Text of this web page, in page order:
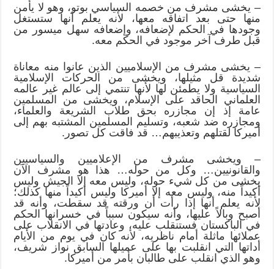
– يخشى مشرف من خصمه السياسي بوتو، وهو لا يأمن
منها حتى بعد اتفاقه معها، لأنه يعلم أنها ستستغل
وجودها في الحكم لإضعافه، وإضعافه سهل ميسور من
قبل طرف آخر موجود في الحكم معه.
– يخشى مشرف من الإسلاميين الذين عانوا منه معاناة
شديدة قل مثيلها، ويخشى من الحركات الإسلامية
السياسية ولا يطمئن لها لأنها تنتمي إلى عالم غير عالمه
العلماني الحاقد على الإسلام، ويخشى من المسلمين
عامة إذ إن مجازره بحق طلاب الشريعة والعلماء،
ومجازره ضد شعبه، وتسليم المسلمين المشتبه بهم إلى
أميركا لقتلهم وتعذيبهم… قد فاقت كل تصور.
– ويخشى مشرف من الإعلاميين والسياسيين
والقانونيين… وكل من حوله… هذا هو مشرف الآن
يخشى من كل شيء حوله، وليس معه إلا الجيش وليس
أكيداً منه، وليس معه إلا أميركا وليس أكيداً منها كذلك؛
لأنه يعلم أنها إذا رأت أن ورقته قد سقطت، وأنه قد
أصبح وبالاً عليها، وأنه سيكون سبباً في خسرانها الحكم
في الباكستان فستنقلب عليه، وعادتها في الانقلاب على
عملائها ماثلة أمام ناظريه، لأنه كان في يوم من الأيام
أداتها التي انقلبت بها على عميلها السابق نواز شريف،
وهو الذي انقلب على طالبان بأمر من أميركا.